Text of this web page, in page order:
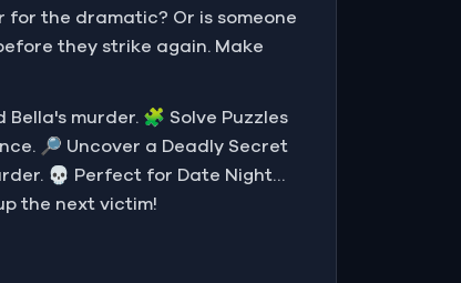
for the dramatic? Or is someone
they strike again. Make
murder. 🧩 Solve Puzzles
🔎 Uncover a Deadly Secret
💀 Perfect for Date Night…
the next victim!